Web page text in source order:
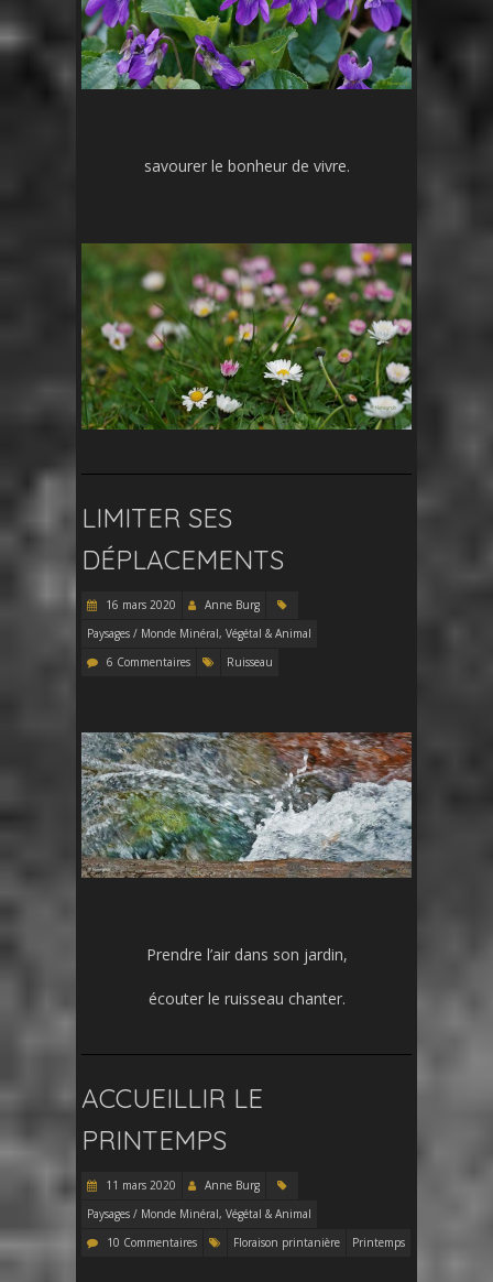
savourer le bonheur de vivre.
LIMITER SES
DÉPLACEMENTS
16 mars 2020
Anne Burg
Paysages / Monde Minéral, Végétal & Animal
6 Commentaires
Ruisseau
Prendre l’air dans son jardin,
écouter le ruisseau chanter.
ACCUEILLIR LE
PRINTEMPS
11 mars 2020
Anne Burg
Paysages / Monde Minéral, Végétal & Animal
10 Commentaires
Floraison printanière Printemps